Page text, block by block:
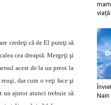
credeţi că de El puteţi să
cea dreaptă. Mergeţi şi
acest de la un preot la
dar cum o veţi face şi
un ajutor atunci trebuie să
Nain